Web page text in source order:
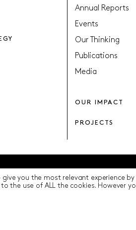
Annual Reports
Events
Our Thinking
Publications
Media
OUR IMPACT
PROJECTS
Policy Terms of Use ICIP Cookie
you the most relevant experience
to the use of ALL the cookies. However